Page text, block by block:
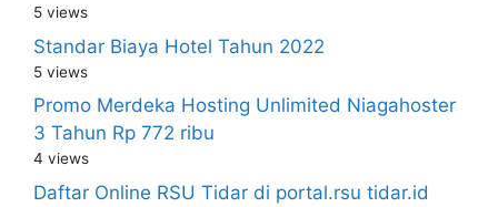
5 views
Standar Biaya Hotel Tahun 2022
5 views
Promo Merdeka Hosting Unlimited Niagahoster
3 Tahun Rp 772 ribu
4 views
Daftar Online RSU Tidar di portal.rsu tidar.id